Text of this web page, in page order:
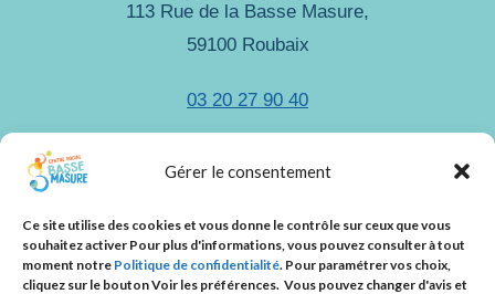
Gérer le consentement
Ce site utilise des cookies et vous donne le contrôle sur ceux que vous
souhaitez activer Pour plus d'informations, vous pouvez consulter à tout
moment notre Politique de confidentialité. Pour paramétrer vos choix,
cliquez sur le boutonVoir les préférences. Vous pouvez changer d'avis et
113 Rue de la Basse Masure,
59100 Roubaix
03 20 27 90 40
Nous suivre